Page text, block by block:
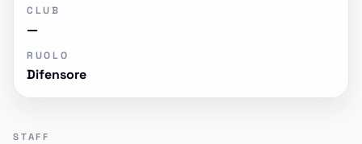
CLUB
—
RUOLO
Difensore
STAFF